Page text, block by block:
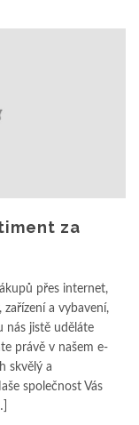
za
přes internet,
a vybavení,
nás jistě uděláte
právě v našem e-
skvělý a
společnost Vás